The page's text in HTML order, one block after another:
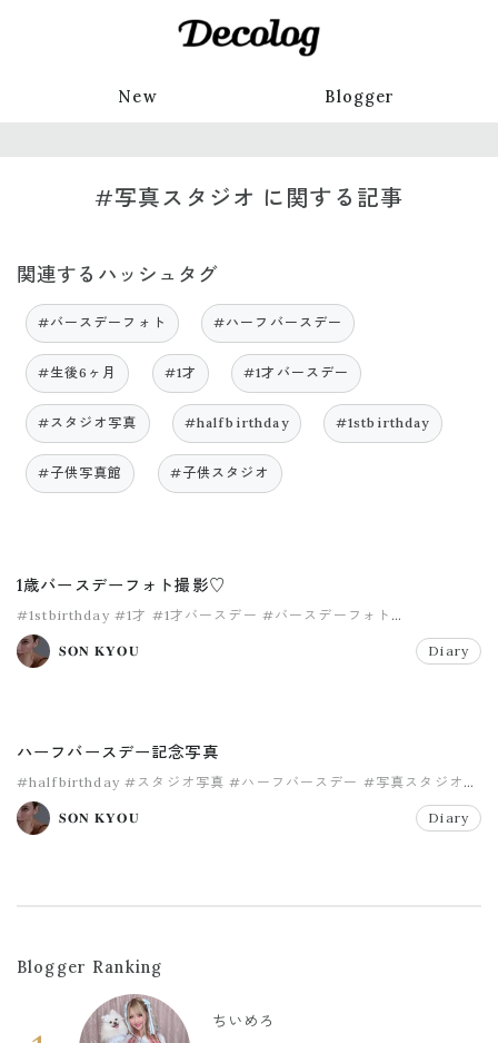
New Blogger
#写真スタジオ に関する記事
関連するハッシュタグ
#バースデーフォト #ハーフバースデー
#生後6ヶ月 #1才 #1才バースデー
#スタジオ写真 #halfbirthday #1stbirthday
#子供写真館 #子供スタジオ
1歳バースデーフォト撮影♡
#1stbirthday #1才 #1才バースデー #バースデーフォト
#写真スタジオ
𝐒𝐎𝐍 𝐊𝐘𝐎𝐔
Diary
ハーフバースデー記念写真
#halfbirthday #スタジオ写真 #ハーフバースデー #写真スタジオ
#生後6ヶ月
𝐒𝐎𝐍 𝐊𝐘𝐎𝐔
Diary
Blogger Ranking
ちいめろ